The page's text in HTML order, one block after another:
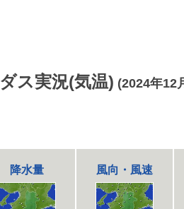
ス実況(気温) (2024年12
降水量 風向・風速